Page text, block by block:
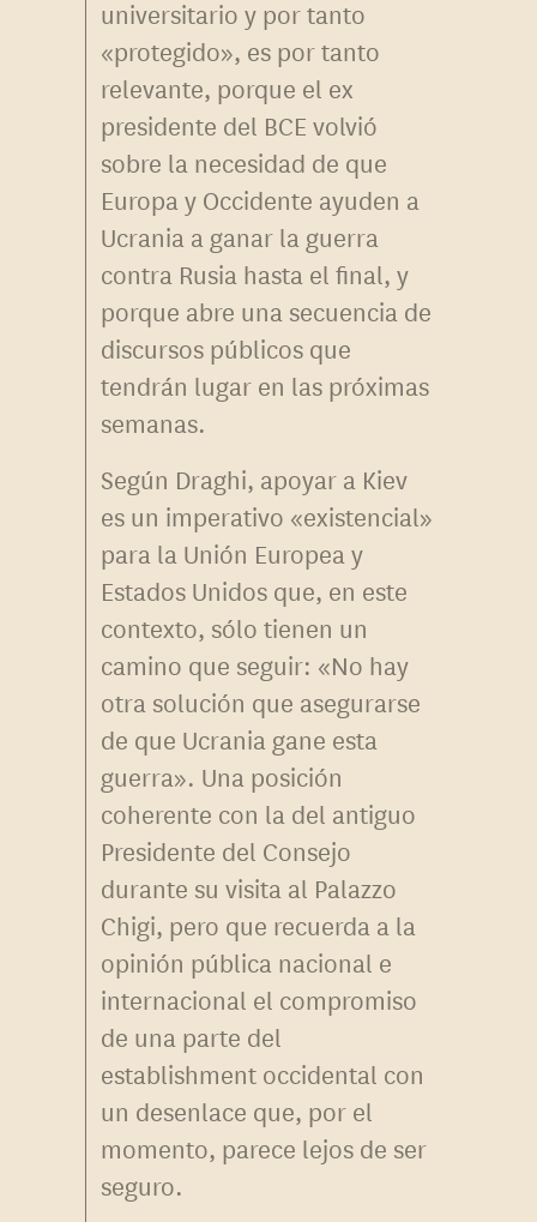
universitario y por tanto
«protegido», es por tanto
relevante, porque el ex
presidente del BCE volvió
sobre la necesidad de que
Europa y Occidente ayuden a
Ucrania a ganar la guerra
contra Rusia hasta el final, y
porque abre una secuencia de
discursos públicos que
tendrán lugar en las próximas
semanas.
Según Draghi, apoyar a Kiev
es un imperativo «existencial»
para la Unión Europea y
Estados Unidos que, en este
contexto, sólo tienen un
camino que seguir: «No hay
otra solución que asegurarse
de que Ucrania gane esta
guerra». Una posición
coherente con la del antiguo
Presidente del Consejo
durante su visita al Palazzo
Chigi, pero que recuerda a la
opinión pública nacional e
internacional el compromiso
de una parte del
establishment occidental con
un desenlace que, por el
momento, parece lejos de ser
seguro.